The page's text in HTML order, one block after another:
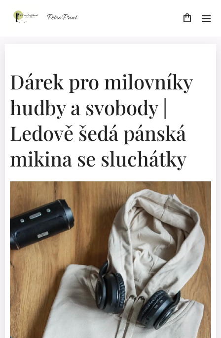
PetraPrint
Dárek pro milovníky
hudby a svobody |
Ledově šedá pánská
mikina se sluchátky